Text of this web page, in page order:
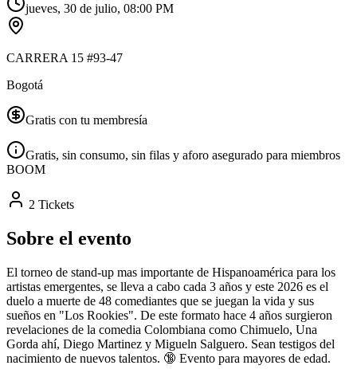
jueves, 30 de julio, 08:00 PM
CARRERA 15 #93-47
Bogotá
Gratis con tu membresía
Gratis, sin consumo, sin filas y aforo asegurado para miembros
BOOM
2 Tickets
Sobre el evento
El torneo de stand-up mas importante de Hispanoamérica para los
artistas emergentes, se lleva a cabo cada 3 años y este 2026 es el
duelo a muerte de 48 comediantes que se juegan la vida y sus
sueños en "Los Rookies". De este formato hace 4 años surgieron
revelaciones de la comedia Colombiana como Chimuelo, Una
Gorda ahí, Diego Martinez y Migueln Salguero. Sean testigos del
nacimiento de nuevos talentos. 🔞 Evento para mayores de edad.